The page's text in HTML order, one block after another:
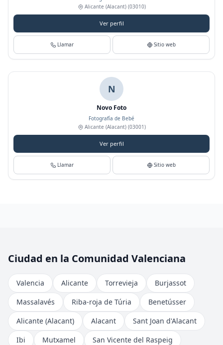
Alicante (Alacant)(03010)
Ver perfil
Llamar Sitio web
N
Novo Foto
Fotografía de Bebé
Alicante (Alacant)(03001)
Ver perfil
Llamar Sitio web
Ciudad en la Comunidad Valenciana
Valencia Alicante Torrevieja
Burjassot
Massalavés
Riba-roja de Túria
Benetússer
Alicante (Alacant)
Alacant
Sant Joan d'Alacant
Ibi
Mutxamel San Vicente del Raspeig